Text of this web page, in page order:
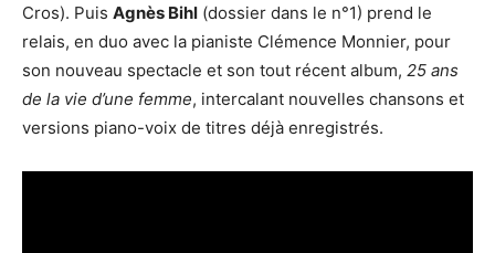
Cros). Puis Agnès Bihl (dossier dans le n°1) prend le
relais, en duo avec la pianiste Clémence Monnier, pour
son nouveau spectacle et son tout récent album, 25 ans
de la vie d’une femme, intercalant nouvelles chansons et
versions piano-voix de titres déjà enregistrés.